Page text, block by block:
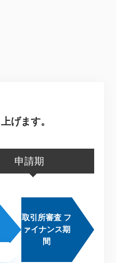
げます。
申請期
取引所審査 フ
ァイナンス期
間